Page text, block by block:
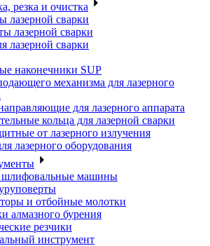
резка и очистка
лазерной сварки
лазерной сварки
лазерной сварки
наконечники SUP
механизма для лазерного
для лазерного аппарата
кольца для лазерной сварки
от лазерного излучения
лазерного оборудования
шлифовальные машины
и отбойные молотки
алмазного бурения
резчики
инструмент